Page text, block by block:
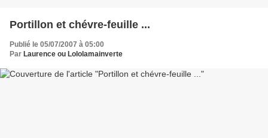
Portillon et chévre-feuille ...
Publié le 05/07/2007 à 05:00
Par Laurence ou Lololamainverte